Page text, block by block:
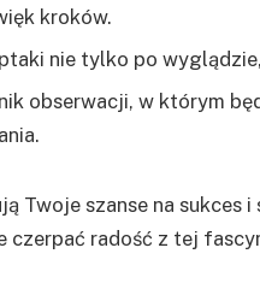
kroków.
nie tylko po
obserwacji, w którym
Twoje szanse na sukces
czerpać radość z tej